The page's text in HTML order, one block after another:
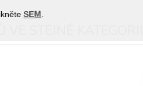
SEM
STEJNÉ KATEGORII: